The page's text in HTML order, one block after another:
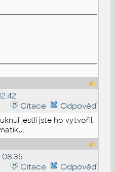
Citace
Odpověď
jestli jste ho vytvořil,
08:35
Citace
Odpověď